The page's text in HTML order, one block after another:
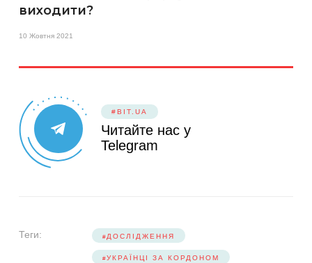
виходити?
10 Жовтня 2021
#BIT.UA
Читайте нас у
Telegram
Теги: ДОСЛІДЖЕННЯ
УКРАЇНЦІ ЗА КОРДОНОМ